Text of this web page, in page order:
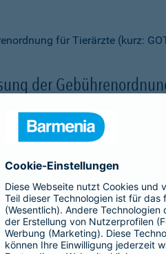
für Tierärzte (kurz:
der
vor steigenden
abgeschlossen